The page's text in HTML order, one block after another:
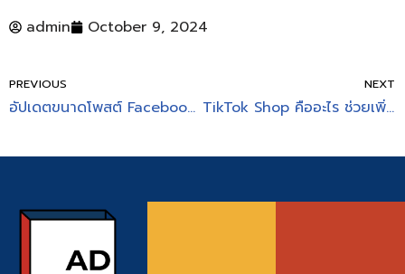
admin October 9, 2024
PREVIOUS
อัปเดตขนาดโพสต์ Facebook TikTok IG ใช้ไซซ์ภาพเท่าไหร่ดี
NEXT
TikTok Shop คืออะไร ช่วยเพิ่มยอดขายให้กับธุรกิจจริงไหม